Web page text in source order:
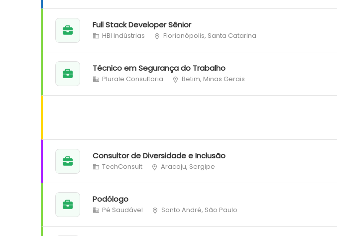
Full Stack Developer Sênior
HBI Indústrias Florianópolis, Santa Catarina
Técnico em Segurança do Trabalho
Plurale Consultoria Betim, Minas Gerais
Consultor de Diversidade e Inclusão
TechConsult Aracaju, Sergipe
Podólogo
Pé Saudável Santo André, São Paulo